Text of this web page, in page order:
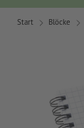
Start Blöcke